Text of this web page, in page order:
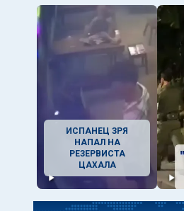
ИСПАНЕЦ ЗРЯ
НАПАЛ НА
РЕЗЕРВИСТА
ЦАХАЛА